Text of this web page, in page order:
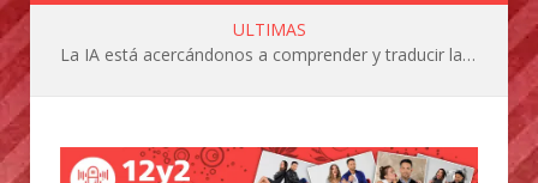
ULTIMAS
La IA está acercándonos a comprender y traducir las vocalizaciones y comportamientos de nuestras mascotas